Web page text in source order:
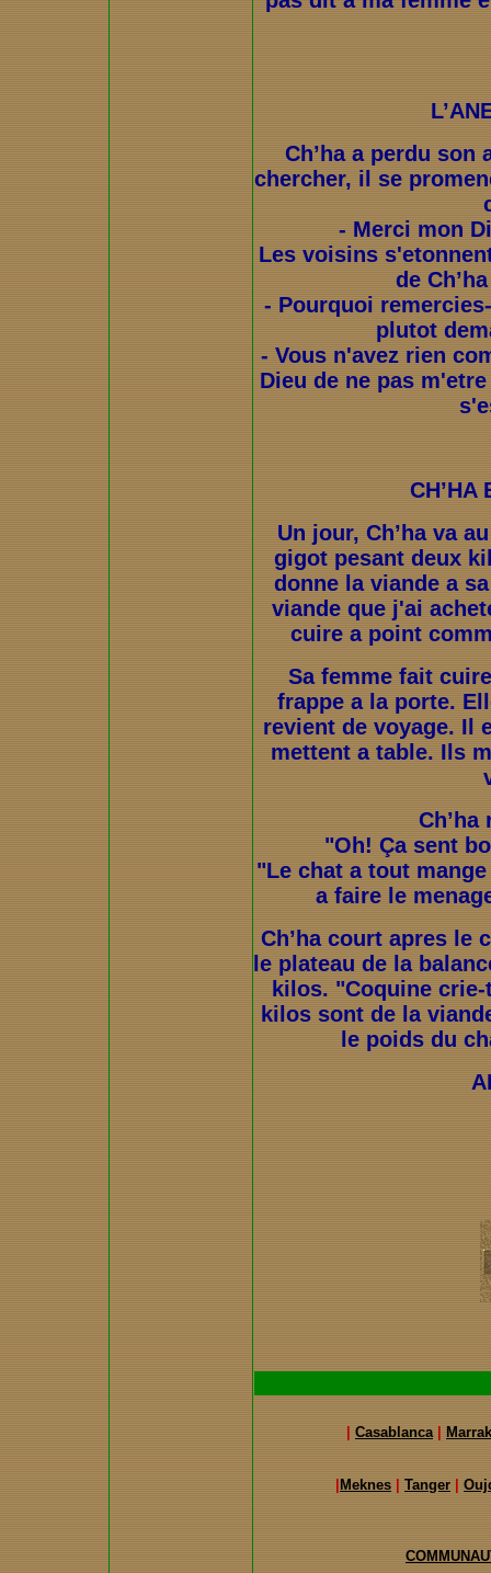
Ch’ha a perdu son
chercher, il se
- Merci mon
Les voisins
de
- Pourquoi
plutot
- Vous n'avez rien
Dieu de ne pas
CH’HA
Un jour, Ch’ha va
gigot pesant deux
donne la viande a
viande que j'ai
cuire a point
Sa femme fait
frappe a la porte.
revient de voyage. Il
mettent a table. Ils
"Oh! Ça sent
"Le chat a tout
a faire le
Ch’ha court apres le
le plateau de la
kilos. "Coquine
kilos sont de la
le poids du
Casablanca|
Meknes Tanger